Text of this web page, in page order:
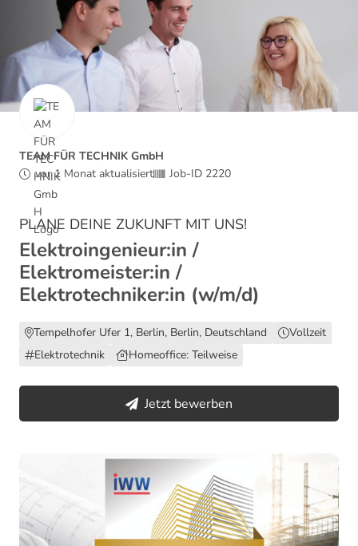
TEAM FÜR TECHNIK GmbH
vor 1 Monat aktualisiert
Job-ID 2220
PLANE DEINE ZUKUNFT MIT UNS!
Elektroingenieur:in /
Elektromeister:in /
Elektrotechniker:in (w/m/d)
Tempelhofer Ufer 1, Berlin, Berlin, Deutschland
Vollzeit
Elektrotechnik
Homeoffice: Teilweise
Jetzt bewerben